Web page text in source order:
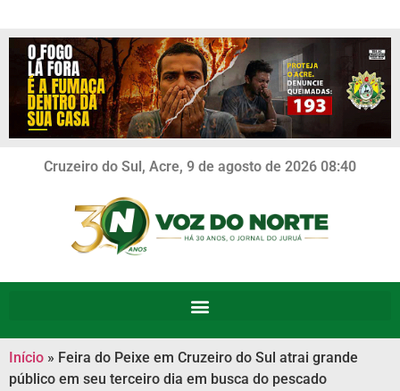
Cruzeiro do Sul, Acre, 9 de agosto de 2026 08:40
Início » Feira do Peixe em Cruzeiro do Sul atrai grande
público em seu terceiro dia em busca do pescado